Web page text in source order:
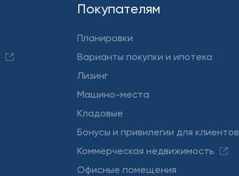
Покупателям
Планировки
Варианты покупки и ипотека
Лизинг
Машино-места
Кладовые
Бонусы и привилегии для клиентов
Коммерческая недвижимость
Офисные помещения